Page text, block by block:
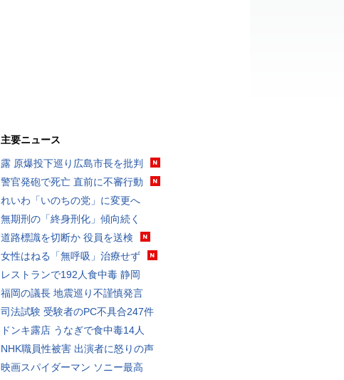
主要ニュース
露 原爆投下巡り広島市長を批判
警官発砲で死亡 直前に不審行動
れいわ「いのちの党」に変更へ
無期刑の「終身刑化」傾向続く
道路標識を切断か 役員を送検
女性はねる「無呼吸」治療せず
レストランで192人食中毒 静岡
福岡の議長 地震巡り不謹慎発言
司法試験 受験者のPC不具合247件
ドンキ露店 うなぎで食中毒14人
NHK職員性被害 出演者に怒りの声
映画スパイダーマン ソニー最高